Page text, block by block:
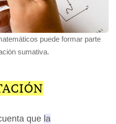
puede formar parte
sumativa.
que la